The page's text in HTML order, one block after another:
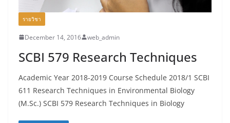
รายวิชา
December 14, 2016 web_admin
SCBI 579 Research Techniques
Academic Year 2018-2019 Course Schedule 2018/1 SCBI
611 Research Techniques in Environmental Biology
(M.Sc.) SCBI 579 Research Techniques in Biology